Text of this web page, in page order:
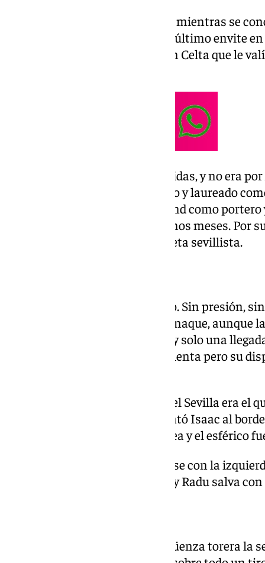
El club se encuentra paralizado mientras se
entidad. Pero había que jugar el último envite
más profesional posible ante un Celta que le
El once titular sonaba a despedidas, y no era
la carrera de un jugador honrado y laureado
hojilla de las alineaciones Nyland como
que no han contado en los últimos meses.
de Alexis Sánchez con la camiseta sevillista.
Era un partido de guante blanco. Sin presión,
verano que se acerca en el almanaque,
está aquí. Media hora de ‘juego’ y solo una
Alonso como si fuera a cámara lenta pero su
Dentro del anodino encuentro, el Sevilla era el
que iba a por el partido. Lo intentó Isaac al
zurdazo desde las frontal del área y el esférico
La más clara la tuvo Alexis a pase con la
chileno anticipándose a su par y Radu salva
Comenzó el Celta con más vergüenza torera